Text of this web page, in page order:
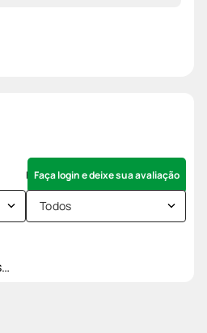
Faça login e deixe sua avaliação
Todos